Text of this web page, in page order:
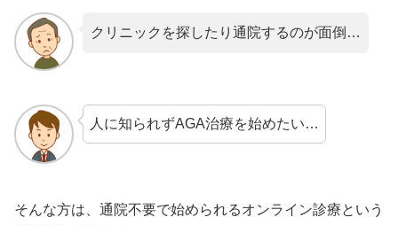
クリニックを探したり通院するのが面倒…
人に知られずAGA治療を始めたい…
そんな方は、通院不要で始められるオンライン診療という